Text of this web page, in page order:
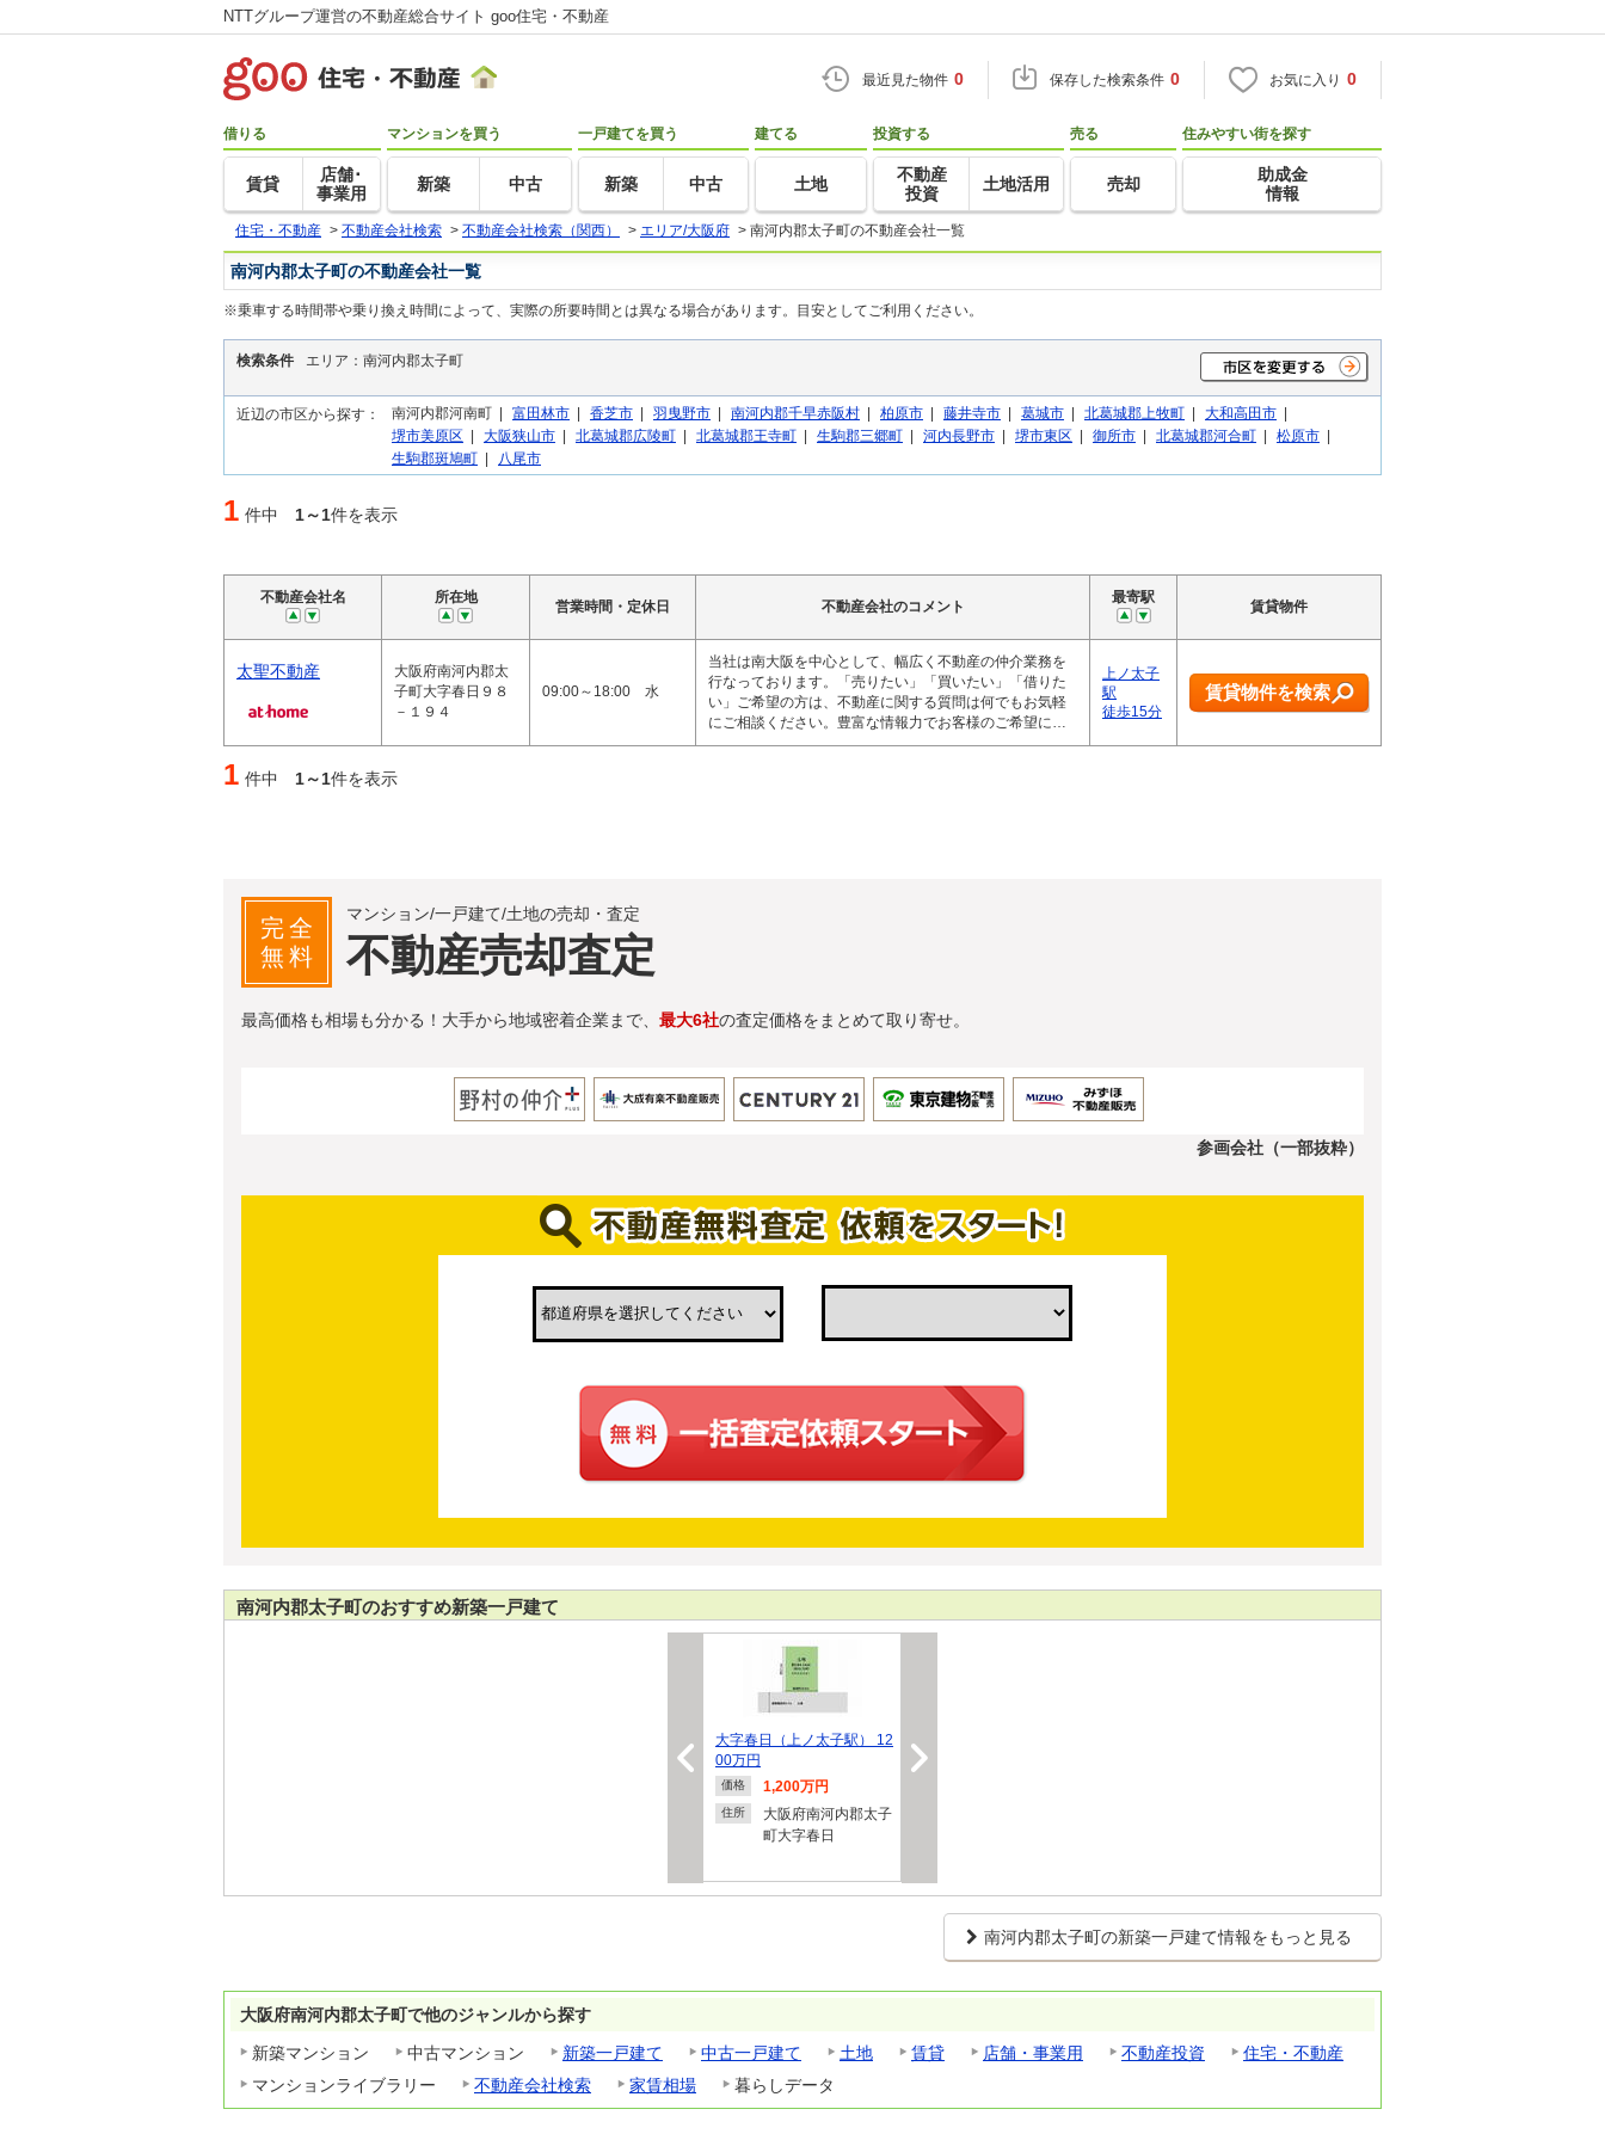
NTTグループ運営の不動産総合サイト goo住宅・不動産
最近見た物件 0 保存した検索条件 0 お気に入り 0
借りる
賃貸
店舗･
事業用
マンションを買う
新築 中古
一戸建てを買う
新築 中古
建てる
土地
投資する
不動産
投資
土地活用
売る
売却
住みやすい街を探す
助成金
情報
住宅・不動産 > 不動産会社検索 > 不動産会社検索（関西） > エリア/大阪府 > 南河内郡太子町の不動産会社一覧
南河内郡太子町の不動産会社一覧
※乗車する時間帯や乗り換え時間によって、実際の所要時間とは異なる場合があります。目安としてご利用ください。
検索条件 エリア：南河内郡太子町
近辺の市区から探す： 南河内郡河南町 | 富田林市 | 香芝市 | 羽曳野市 | 南河内郡千早赤阪村 | 柏原市 | 藤井寺市 | 葛城市 | 北葛城郡上牧町 | 大和高田市 |
堺市美原区 | 大阪狭山市 | 北葛城郡広陵町 | 北葛城郡王寺町 | 生駒郡三郷町 | 河内長野市 | 堺市東区 | 御所市 | 北葛城郡河合町 | 松原市 |
生駒郡斑鳩町 | 八尾市
1 件中 1～1件を表示
不動産会社名 所在地
営業時間・定休日 不動産会社のコメント
最寄駅
賃貸物件
太聖不動産
大阪府南河内郡太
子町大字春日９８
－１９４
09:00～18:00 水
当社は南大阪を中心として、幅広く不動産の仲介業務を
行なっております。「売りたい」「買いたい」「借りた
い」ご希望の方は、不動産に関する質問は何でもお気軽
にご相談ください。豊富な情報力でお客様のご希望に…
上ノ太子
駅
徒歩15分
賃貸物件を検索
1 件中 1～1件を表示
完全
無料
マンション/一戸建て/土地の売却・査定
不動産売却査定
最高価格も相場も分かる！大手から地域密着企業まで、 最大6社の査定価格をまとめて取り寄せ。
参画会社（一部抜粋）
南河内郡太子町のおすすめ新築一戸建て
大字春日（上ノ太子駅） 12
00万円
価格 1,200万円
住所
大阪府南河内郡太子
町大字春日
南河内郡太子町の新築一戸建て情報をもっと見る
大阪府南河内郡太子町で他のジャンルから探す
新築マンション
中古マンション 新築一戸建て 中古一戸建て 土地 賃貸 店舗・事業用 不動産投資
住宅・不動産
マンションライブラリー
不動産会社検索 家賃相場 暮らしデータ